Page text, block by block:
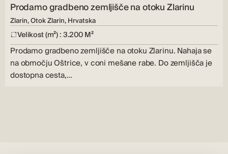
Prodamo gradbeno zemljišče na otoku Zlarinu
Zlarin, Otok Zlarin, Hrvatska
Velikost (m²) : 3.200 M²
Prodamo gradbeno zemljišče na otoku Zlarinu. Nahaja se
na območju Oštrice, v coni mešane rabe. Do zemljišča je
dostopna cesta,…